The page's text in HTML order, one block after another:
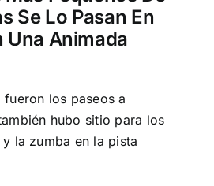
Se Lo Pasan En
Una Animada
los paseos a
hubo sitio para los
la zumba en la pista